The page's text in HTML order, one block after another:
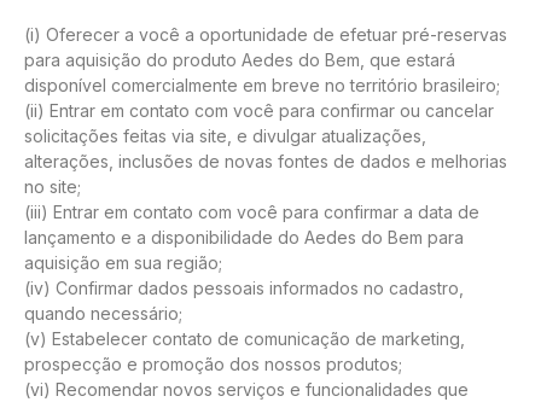
(i) Oferecer a você a oportunidade de efetuar pré-reservas
para aquisição do produto Aedes do Bem, que estará
disponível comercialmente em breve no território brasileiro;
(ii) Entrar em contato com você para confirmar ou cancelar
solicitações feitas via site, e divulgar atualizações,
alterações, inclusões de novas fontes de dados e melhorias
no site;
(iii) Entrar em contato com você para confirmar a data de
lançamento e a disponibilidade do Aedes do Bem para
aquisição em sua região;
(iv) Confirmar dados pessoais informados no cadastro,
quando necessário;
(v) Estabelecer contato de comunicação de marketing,
prospecção e promoção dos nossos produtos;
(vi) Recomendar novos serviços e funcionalidades que